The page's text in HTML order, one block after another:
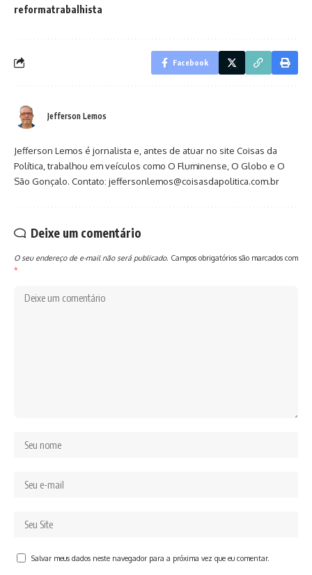
reformatrabalhista
Facebook
Jefferson Lemos
Jefferson Lemos é jornalista e, antes de atuar no site Coisas da
Política, trabalhou em veículos como O Fluminense, O Globo e O
São Gonçalo. Contato: jeffersonlemos@coisasdapolitica.com.br
Deixe um comentário
O seu endereço de e-mail não será publicado. Campos obrigatórios são marcados com
*
Salvar meus dados neste navegador para a próxima vez que eu comentar.